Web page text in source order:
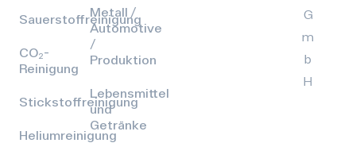
Sauerstoffreinigung
CO₂-
Reinigung
Stickstoffreinigung
Heliumreinigung
Metall /
Automotive
/
Produktion
Lebensmittel
und
Getränke
G
m
b
H